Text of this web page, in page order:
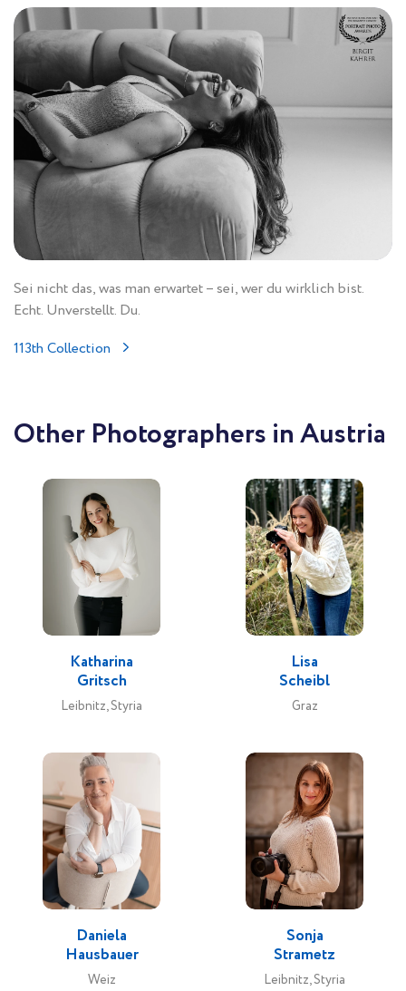
Sei nicht das, was man erwartet – sei, wer du wirklich bist.
Echt. Unverstellt. Du.
113th Collection
Other Photographers in Austria
Katharina
Gritsch
Leibnitz, Styria
Lisa
Scheibl
Graz
Daniela
Hausbauer
Weiz
Sonja
Strametz
Leibnitz, Styria